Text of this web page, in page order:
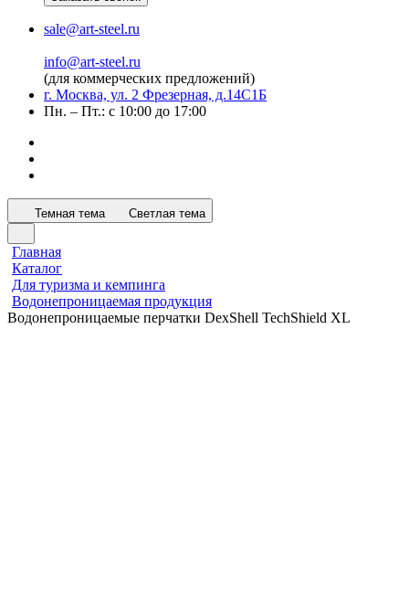
sale@art-steel.ru
info@art-steel.ru
(для коммерческих предложений)
г. Москва, ул. 2 Фрезерная, д.14С1Б
Пн. – Пт.: с 10:00 до 17:00
Темная тема Светлая тема
Главная
Каталог
Для туризма и кемпинга
Водонепроницаемая продукция
Водонепроницаемые перчатки DexShell TechShield XL